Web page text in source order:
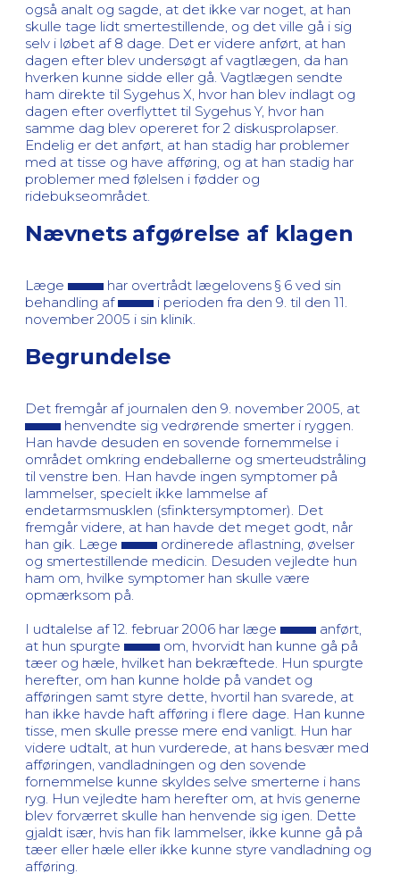
også analt og sagde, at det ikke var noget, at han
skulle tage lidt smertestillende, og det ville gå i sig
selv i løbet af 8 dage. Det er videre anført, at han
dagen efter blev undersøgt af vagtlægen, da han
hverken kunne sidde eller gå. Vagtlægen sendte
ham direkte til Sygehus X, hvor han blev indlagt og
dagen efter overflyttet til Sygehus Y, hvor han
samme dag blev opereret for 2 diskusprolapser.
Endelig er det anført, at han stadig har problemer
med at tisse og have afføring, og at han stadig har
problemer med følelsen i fødder og
ridebukseområdet.
Nævnets afgørelse af klagen
Læge
har overtrådt lægelovens § 6 ved sin
behandling af
i perioden fra den 9. til den 11.
november 2005 i sin klinik.
Begrundelse
Det fremgår af journalen den 9. november 2005, at
henvendte sig vedrørende smerter i ryggen.
Han havde desuden en sovende fornemmelse i
området omkring endeballerne og smerteudstråling
til venstre ben. Han havde ingen symptomer på
lammelser, specielt ikke lammelse af
endetarmsmusklen (sfinktersymptomer). Det
fremgår videre, at han havde det meget godt, når
han gik. Læge
ordinerede aflastning, øvelser
og smertestillende medicin. Desuden vejledte hun
ham om, hvilke symptomer han skulle være
opmærksom på.
I udtalelse af 12. februar 2006 har læge
anført,
at hun spurgte
om, hvorvidt han kunne gå på
tæer og hæle, hvilket han bekræftede. Hun spurgte
herefter, om han kunne holde på vandet og
afføringen samt styre dette, hvortil han svarede, at
han ikke havde haft afføring i flere dage. Han kunne
tisse, men skulle presse mere end vanligt. Hun har
videre udtalt, at hun vurderede, at hans besvær med
afføringen, vandladningen og den sovende
fornemmelse kunne skyldes selve smerterne i hans
ryg. Hun vejledte ham herefter om, at hvis generne
blev forværret skulle han henvende sig igen. Dette
gjaldt især, hvis han fik lammelser, ikke kunne gå på
tæer eller hæle eller ikke kunne styre vandladning og
afføring.